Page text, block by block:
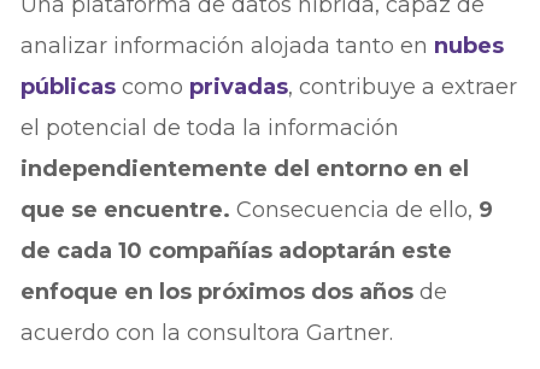
analizar información alojada tanto en nubes
públicas como privadas, contribuye a extraer
el potencial de toda la información
independientemente del entorno en el
que se encuentre. Consecuencia de ello, 9
de cada 10 compañías adoptarán este
enfoque en los próximos dos añosde
acuerdo con la consultora Gartner.